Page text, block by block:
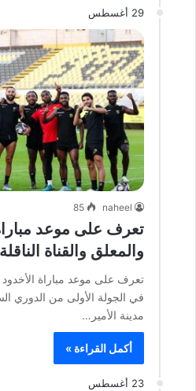
29 أغسطس
naheel
85
تعرف على موعد مباراة
والمعلق والقناة الناقلة
تعرف على موعد مباراة الأخدود
في الجولة الأولى من الدوري
مدينة الأمير…
أكمل القراءة »
23 أغسطس